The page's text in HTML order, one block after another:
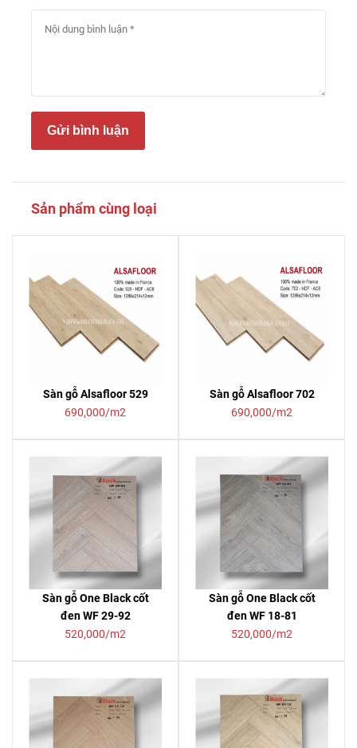
Gửi bình luận
Sản phẩm cùng loại
Sàn gỗ Alsafloor 529
690,000/m2
Sàn gỗ Alsafloor 702
690,000/m2
Sàn gỗ One Black cốt
đen WF 29-92
520,000/m2
Sàn gỗ One Black cốt
đen WF 18-81
520,000/m2